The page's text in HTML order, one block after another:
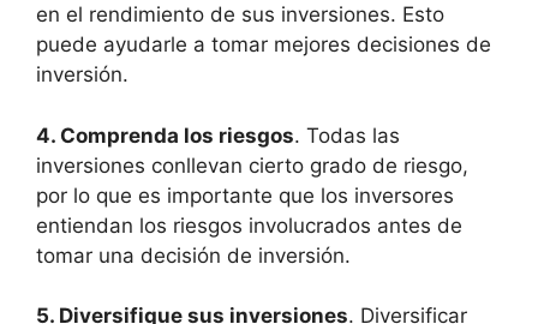
en el rendimiento de sus inversiones. Esto
puede ayudarle a tomar mejores decisiones de
inversión.
4. Comprenda los riesgos. Todas las
inversiones conllevan cierto grado de riesgo,
por lo que es importante que los inversores
entiendan los riesgos involucrados antes de
tomar una decisión de inversión.
5. Diversifique sus inversiones. Diversificar